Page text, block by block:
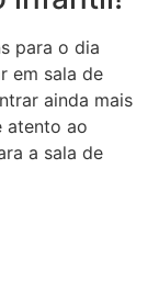
para o dia
em sala de
ainda mais
atento ao
a sala de